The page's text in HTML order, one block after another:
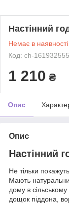
Настінний
Немає в наявності
Код: ch-
1 210 ₴
Опис
Опис
Настінний
Не тільки
Мають
дому в
дощок піддона,